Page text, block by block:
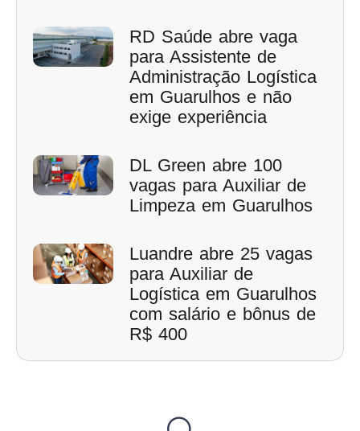
RD Saúde abre vaga
para Assistente de
Administração Logística
em Guarulhos e não
exige experiência
DL Green abre 100
vagas para Auxiliar de
Limpeza em Guarulhos
Luandre abre 25 vagas
para Auxiliar de
Logística em Guarulhos
com salário e bônus de
R$ 400